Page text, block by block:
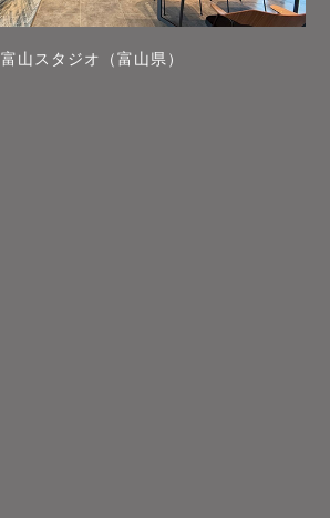
富山スタジオ（富山県）